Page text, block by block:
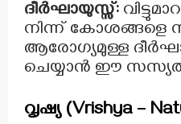
ദീർഘായുസ്സ്:
നിന്ന് കോശങ്ങളെ
ആരോഗ്യമുള്ള
ചെയ്യാൻ ഈ
വൃഷ്യ (Vrishya –